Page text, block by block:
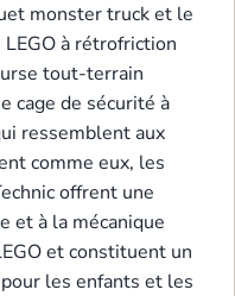
monster truck et le
à rétrofriction
tout-terrain
cage de sécurité à
ressemblent aux
comme eux, les
offrent une
et à la mécanique
et constituent un
les enfants et les